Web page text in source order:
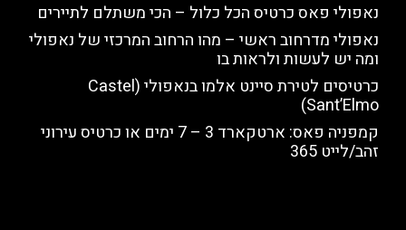
נאפולי פאס כרטיס הכל כלול – הכי משתלם לתיירים
נאפולי מדרחוב ראשי – מהו הרחוב המרכזי של נאפולי
ומה יש לעשות ולראות בו
כרטיסים לטירת סיינט אלמו בנאפולי (Castel
Sant’Elmo)
קמפניה פאס: ארטקארד 3 – 7 ימים או כרטיס עירוני
זהב/לייט 365